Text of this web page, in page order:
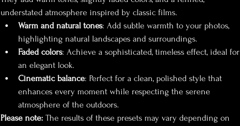
understated atmosphere inspired by classic films.
Warm and natural tones: Add subtle warmth to your photos,
highlighting natural landscapes and surroundings.
Faded colors: Achieve a sophisticated, timeless effect, ideal for
an elegant look.
Cinematic balance: Perfect for a clean, polished style that
enhances every moment while respecting the serene
atmosphere of the outdoors.
Please note: The results of these presets may vary depending on